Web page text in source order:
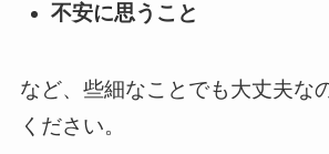
不安に思うこと
など、些細なことでも大丈夫な
ください。